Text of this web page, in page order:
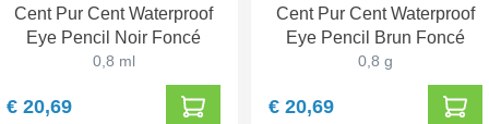
Cent Pur Cent Waterproof
Eye Pencil Noir Foncé
0,8 ml
€ 20,69
Cent Pur Cent Waterproof
Eye Pencil Brun Foncé
0,8 g
€ 20,69